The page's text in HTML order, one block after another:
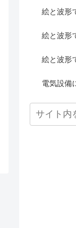
絵と波形
絵と波形
絵と波形
電気設備